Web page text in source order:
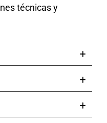
técnicas y